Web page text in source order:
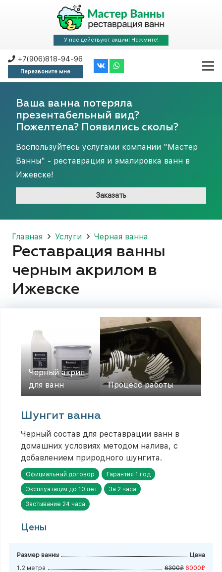
У нас действуют акции! Нажмите!
+7(906)818-94-96
Перезвоните мне
Ваша ванна потеряла
презентабельный вид?
Пожелтела? Появились сколы?
Воспользуйтесь услугами компании "Мастер
Ванны" - реставрация и эмалировка ванн в
Ижевске!
Заказать
Главная Услуги Черная ванна
Реставрация ванны
черным акрилом в
Ижевске
Черный акрил
для ванн
Процесс работы
Шунгит ванна
Черный состав для реставрации ванн в
домашних условиях методом налива, с
добавлением природного шунгита.
Официальный договор Гарантия 1 год
Эксплуатация до 10 лет За 2 часа
Застывание 24 часа
Цены
Размер ванны
Цена
1.2 метра
6300₽ 6000₽